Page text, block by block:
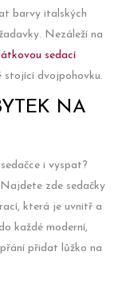
barvy italských
Nezáleží na
sedací
stojící dvojpohovku.
NA
i vyspat?
zde sedačky
která je uvnitř a
každé moderní,
přidat lůžko na